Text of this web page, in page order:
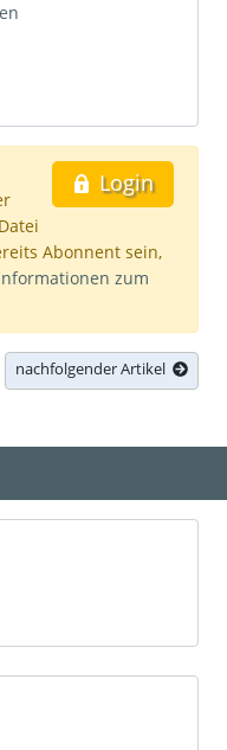
Login
Abonnent sein,
zum
nachfolgender Artikel